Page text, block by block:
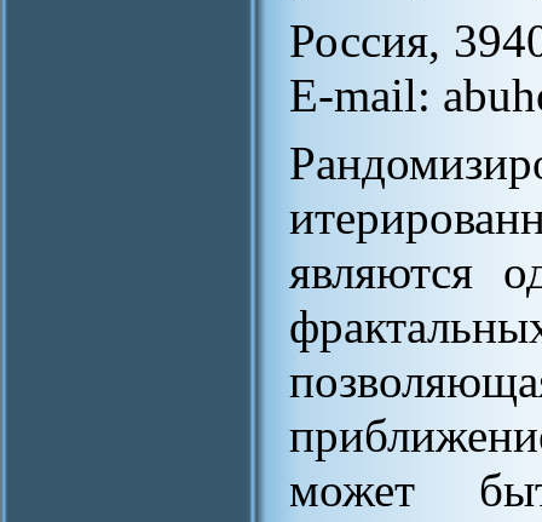
Россия,
E-mail:
являются
может